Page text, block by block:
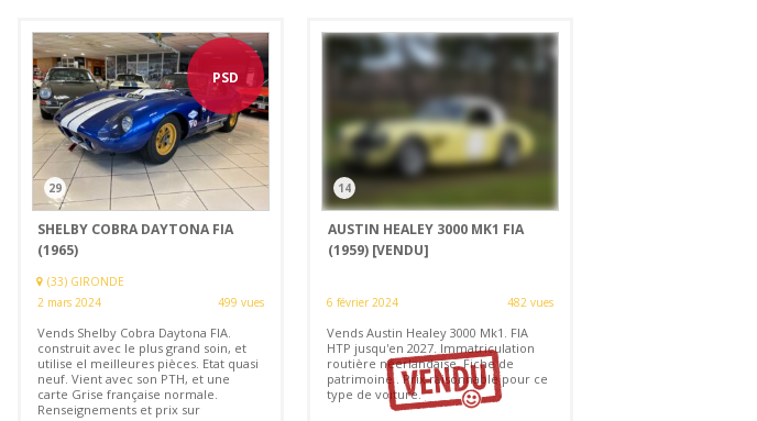
PSD
29
SHELBY COBRA DAYTONA FIA
(1965)
(33) GIRONDE
2 mars 2024
499 vues
Vends Shelby Cobra Daytona FIA.
construit avec le plus grand soin, et
utilise el meilleures pièces. Etat quasi
neuf. Vient avec son PTH, et une
carte Grise française normale.
Renseignements et prix sur
14
AUSTIN HEALEY 3000 MK1 FIA
(1959) [VENDU]
6 février 2024 482 vues
Vends Austin Healey 3000 Mk1. FIA
HTP jusqu'en 2027. Immatriculation
routière néerlandaise. Fiche de
patrimoine . Prix raisonnable pour ce
type de voiture.